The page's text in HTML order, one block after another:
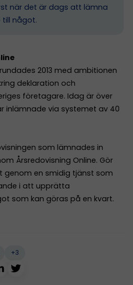
när det är dags att lämna
till något.
2013 med ambitionen
deklaration och
företagare. Idag är över
inlämnade via systemet av 40
som lämnades in
Årsredovisning Online. Gör
genom en smidig tjänst som
i att upprätta
som kan göras på en kvart.
+3